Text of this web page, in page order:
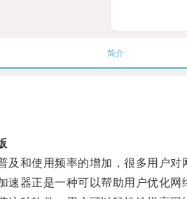
简介
和使用频率的增加，很多用户对
器正是一种可以帮助用户优化网